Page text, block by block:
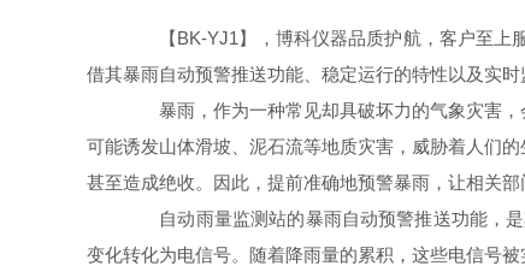
【BK-YJ1】，博科仪器品质护航，客户至上服
借其暴雨自动预警推送功能、稳定运行的特性以及实
暴雨，作为一种常见却具破坏力的气象灾害，
可能诱发山体滑坡、泥石流等地质灾害，威胁着人们
甚至造成绝收。因此，提前准确地预警暴雨，让相关
自动雨量监测站的暴雨自动预警推送功能，是
变化转化为电信号。随着降雨量的累积，这些电信号